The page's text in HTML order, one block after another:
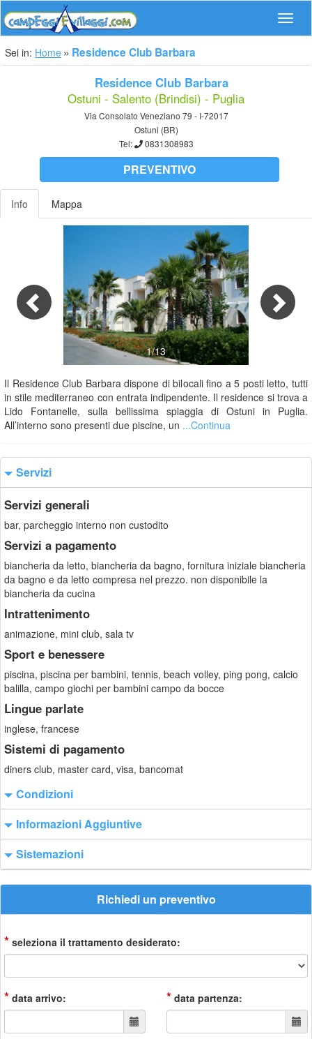
Sei in: Home Residence Club Barbara
Residence Club Barbara
Ostuni - Salento (Brindisi) - Puglia
Via Consolato Veneziano 79 - I-72017
Ostuni (BR)
Tel:
0831308983
PREVENTIVO
Info Mappa
1/13
Il Residence Club Barbara dispone di bilocali fino a 5 posti letto, tutti
in stile mediterraneo con entrata indipendente. Il residence si trova a
Lido Fontanelle, sulla bellissima spiaggia di Ostuni in Puglia.
All’interno sono presenti due piscine, un ...Continua
Servizi
Servizi generali
bar, parcheggio interno non custodito
Servizi a pagamento
biancheria da letto, biancheria da bagno, fornitura iniziale biancheria
da bagno e da letto compresa nel prezzo. non disponibile la
biancheria da cucina
Intrattenimento
animazione, mini club, sala tv
Sport e benessere
piscina, piscina per bambini, tennis, beach volley, ping pong, calcio
balilla, campo giochi per bambini campo da bocce
Lingue parlate
inglese, francese
Sistemi di pagamento
diners club, master card, visa, bancomat
Condizioni
Informazioni Aggiuntive
Sistemazioni
Richiedi un preventivo
* seleziona il trattamento desiderato:
* data arrivo: * data partenza: